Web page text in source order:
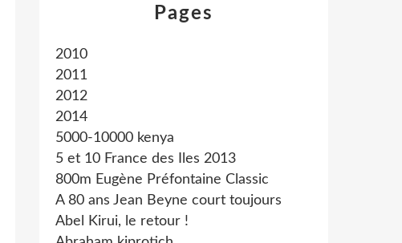
Pages
2010
2011
2012
2014
5000-10000 kenya
5 et 10 France des Iles 2013
800m Eugène Préfontaine Classic
A 80 ans Jean Beyne court toujours
Abel Kirui, le retour !